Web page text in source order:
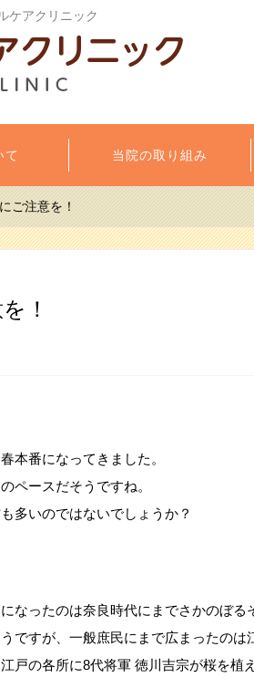
ケアクリニック
て 当院の取り組み
ご注意を！
！
本番になってきました。
ペースだそうですね。
多いのではないでしょうか？
なったのは奈良時代にまでさかのぼる
ですが、一般庶民にまで広まったのは
戸の各所に8代将軍 徳川吉宗が桜を植